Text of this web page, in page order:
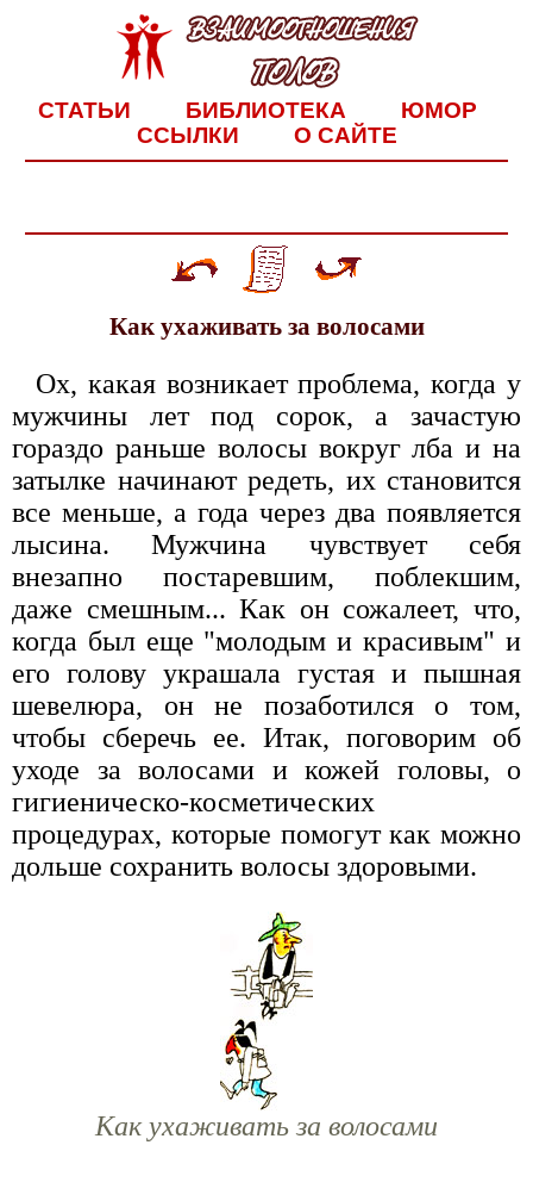
СТАТЬИ БИБЛИОТЕКА
ЮМОР
ССЫЛКИ
О САЙТЕ
Как ухаживать за волосами
Ох, какая возникает проблема, когда у
мужчины лет под сорок, а зачастую
гораздо раньше волосы вокруг лба и на
затылке начинают редеть, их становится
все меньше, а года через два появляется
лысина. Мужчина чувствует себя
внезапно постаревшим, поблекшим,
даже смешным... Как он сожалеет, что,
когда был еще "молодым и красивым" и
его голову украшала густая и пышная
шевелюра, он не позаботился о том,
чтобы сберечь ее. Итак, поговорим об
уходе за волосами и кожей головы, о
гигиеническо-косметических
процедурах, которые помогут как можно
дольше сохранить волосы здоровыми.
Как ухаживать за волосами